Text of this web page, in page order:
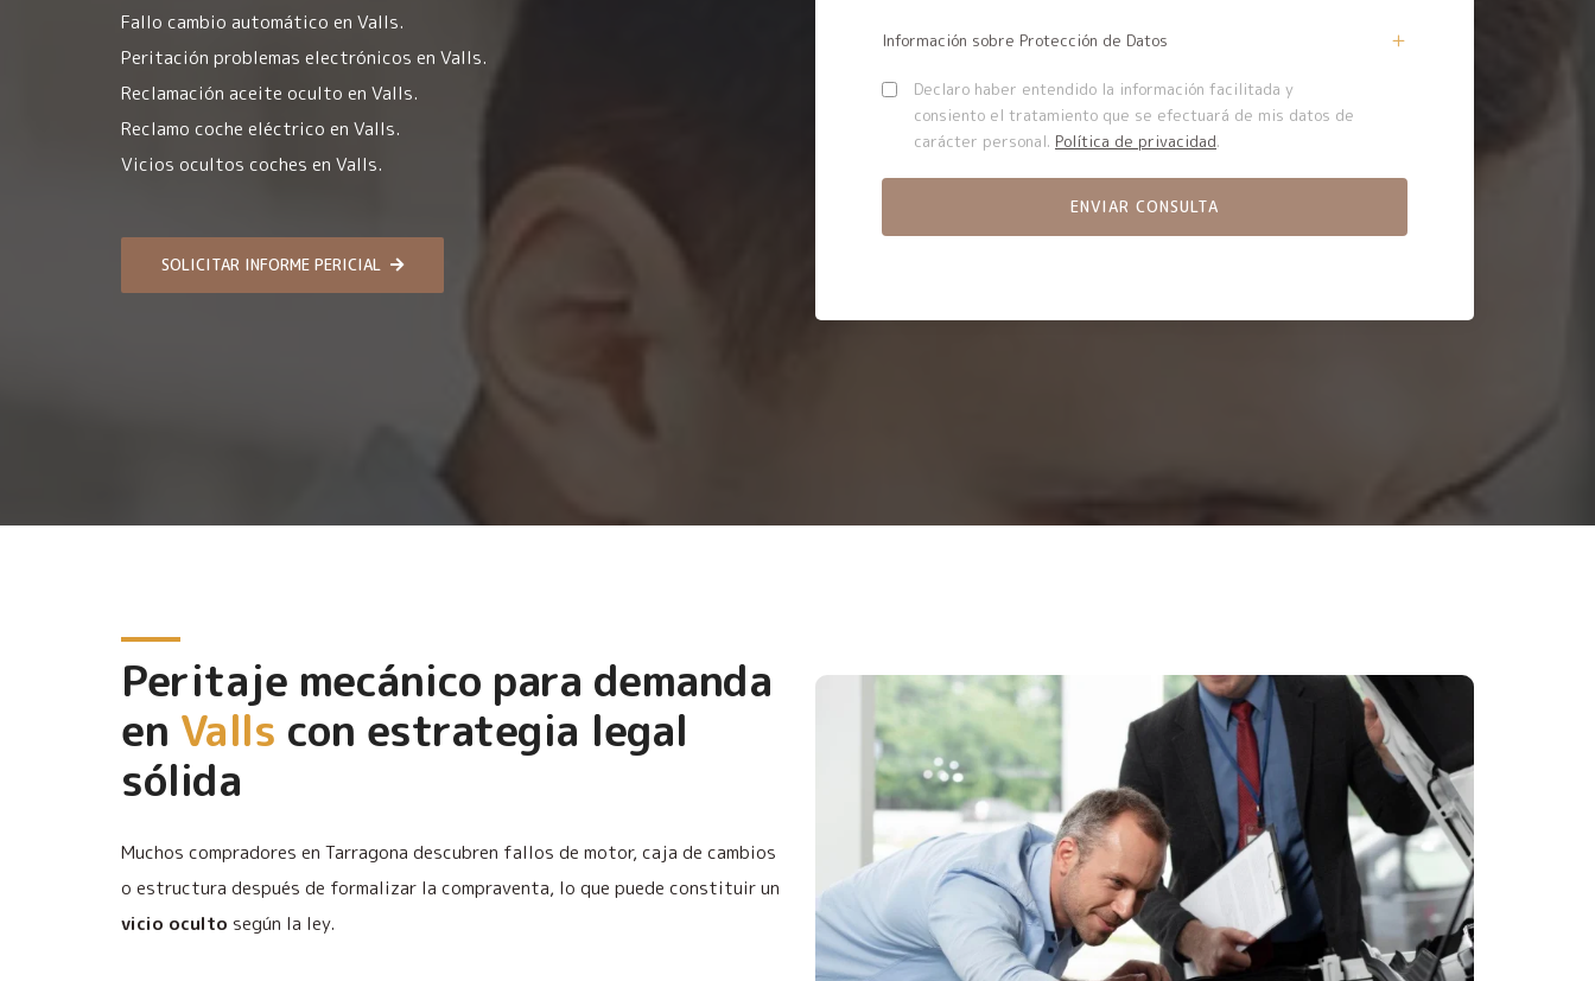
Fallo cambio automático en Valls.
Peritación problemas electrónicos en Valls.
Reclamación aceite oculto en Valls.
Reclamo coche eléctrico en Valls.
Vicios ocultos coches en Valls.
SOLICITAR INFORME PERICIAL
Información sobre Protección de Datos
Declaro haber entendido la información facilitada y
consiento el tratamiento que se efectuará de mis datos de
carácter personal. Política de privacidad.
Peritaje mecánico para demanda
en Valls con estrategia legal
sólida
Muchos compradores en Tarragona descubren fallos de motor, caja de cambios
o estructura después de formalizar la compraventa, lo que puede constituir un
vicio oculto según la ley.